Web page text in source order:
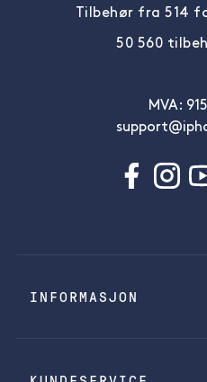
Tilbehør fra 514
50 560
MVA:
INFORMASJON